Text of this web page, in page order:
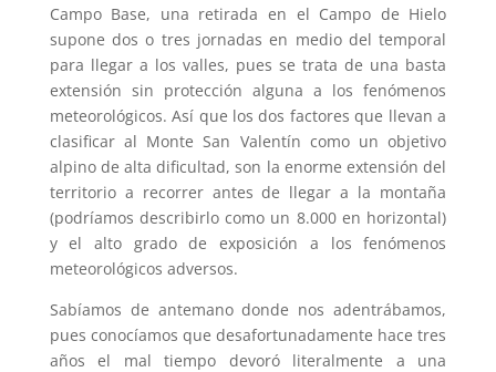
Campo Base, una retirada en el Campo de Hielo
supone dos o tres jornadas en medio del temporal
para llegar a los valles, pues se trata de una basta
extensión sin protección alguna a los fenómenos
meteorológicos. Así que los dos factores que llevan a
clasificar al Monte San Valentín como un objetivo
alpino de alta dificultad, son la enorme extensión del
territorio a recorrer antes de llegar a la montaña
(podríamos describirlo como un 8.000 en horizontal)
y el alto grado de exposición a los fenómenos
meteorológicos adversos.
Sabíamos de antemano donde nos adentrábamos,
pues conocíamos que desafortunadamente hace tres
años el mal tiempo devoró literalmente a una